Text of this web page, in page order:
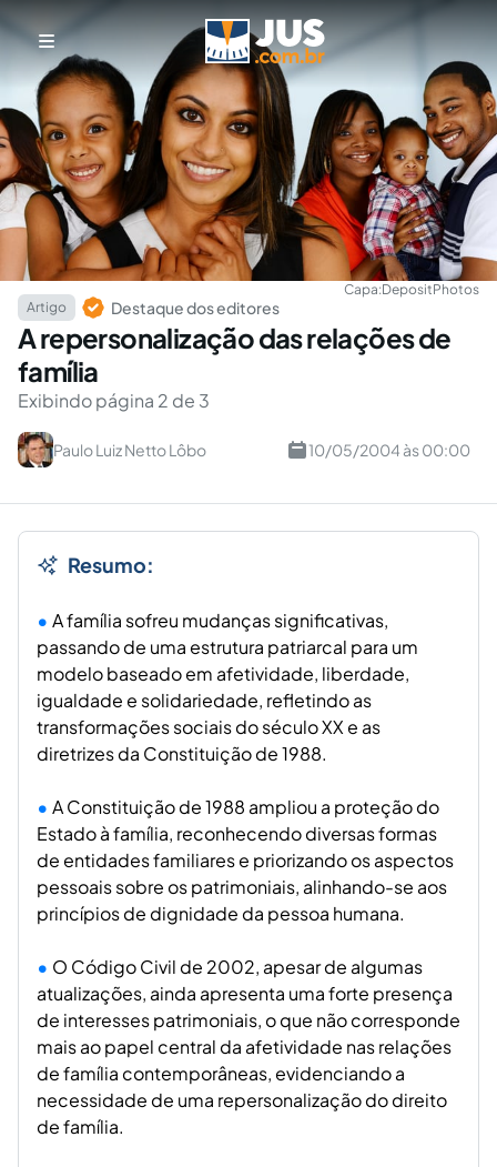
Capa:DepositPhotos
Artigo
Destaque dos editores
A repersonalização das relações de
família
Exibindo página 2 de 3
Paulo Luiz Netto Lôbo 10/05/2004 às 00:00
Resumo:
A família sofreu mudanças significativas,
passando de uma estrutura patriarcal para um
modelo baseado em afetividade, liberdade,
igualdade e solidariedade, refletindo as
transformações sociais do século XX e as
diretrizes da Constituição de 1988.
A Constituição de 1988 ampliou a proteção do
Estado à família, reconhecendo diversas formas
de entidades familiares e priorizando os aspectos
pessoais sobre os patrimoniais, alinhando-se aos
princípios de dignidade da pessoa humana.
O Código Civil de 2002, apesar de algumas
atualizações, ainda apresenta uma forte presença
de interesses patrimoniais, o que não corresponde
mais ao papel central da afetividade nas relações
de família contemporâneas, evidenciando a
necessidade de uma repersonalização do direito
de família.